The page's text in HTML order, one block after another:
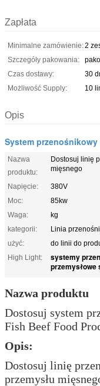
Zapłata
Minimalne zamówienie:2
Szczegóły pakowania:
Czas dostawy:
30
Możliwość Supply:
10
Opis
System
Nazwa
produktu:
Dostosuj linię
mięsnego
Napięcie:
380V
Moc:
85kw
Waga:
kg
kategorii:
Linia
użyć:
do linii do
High Light:
systemy
Nazwa produktu
Dostosuj system
Fish Beef Food
Opis:
Dostosuj linię
przemysłu